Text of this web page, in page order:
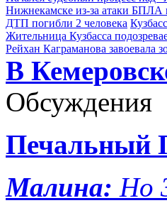
Нижнекамске из-за атаки БПЛА
ДТП погибли 2 человека
Жительница Кузбасса
Рейхан Каграманова завоевала
В
Обсуждения
Печальный
Малина: Но